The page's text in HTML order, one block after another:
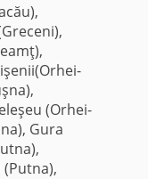
(Orhei-
Gura